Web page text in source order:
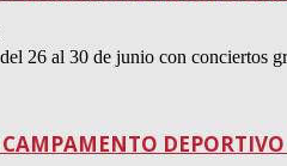
al 30 de junio con conciertos